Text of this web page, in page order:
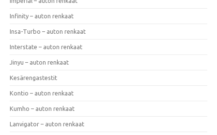
Infinity – auton renkaat
Insa-Turbo – auton renkaat
Interstate – auton renkaat
Jinyu – auton renkaat
Kesärengastestit
Kontio – auton renkaat
Kumho – auton renkaat
Lanvigator – auton renkaat